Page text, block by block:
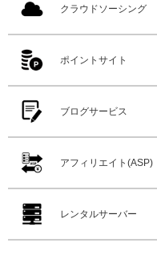
クラウドソーシング
ポイントサイト
ブログサービス
アフィリエイト(ASP)
レンタルサーバー